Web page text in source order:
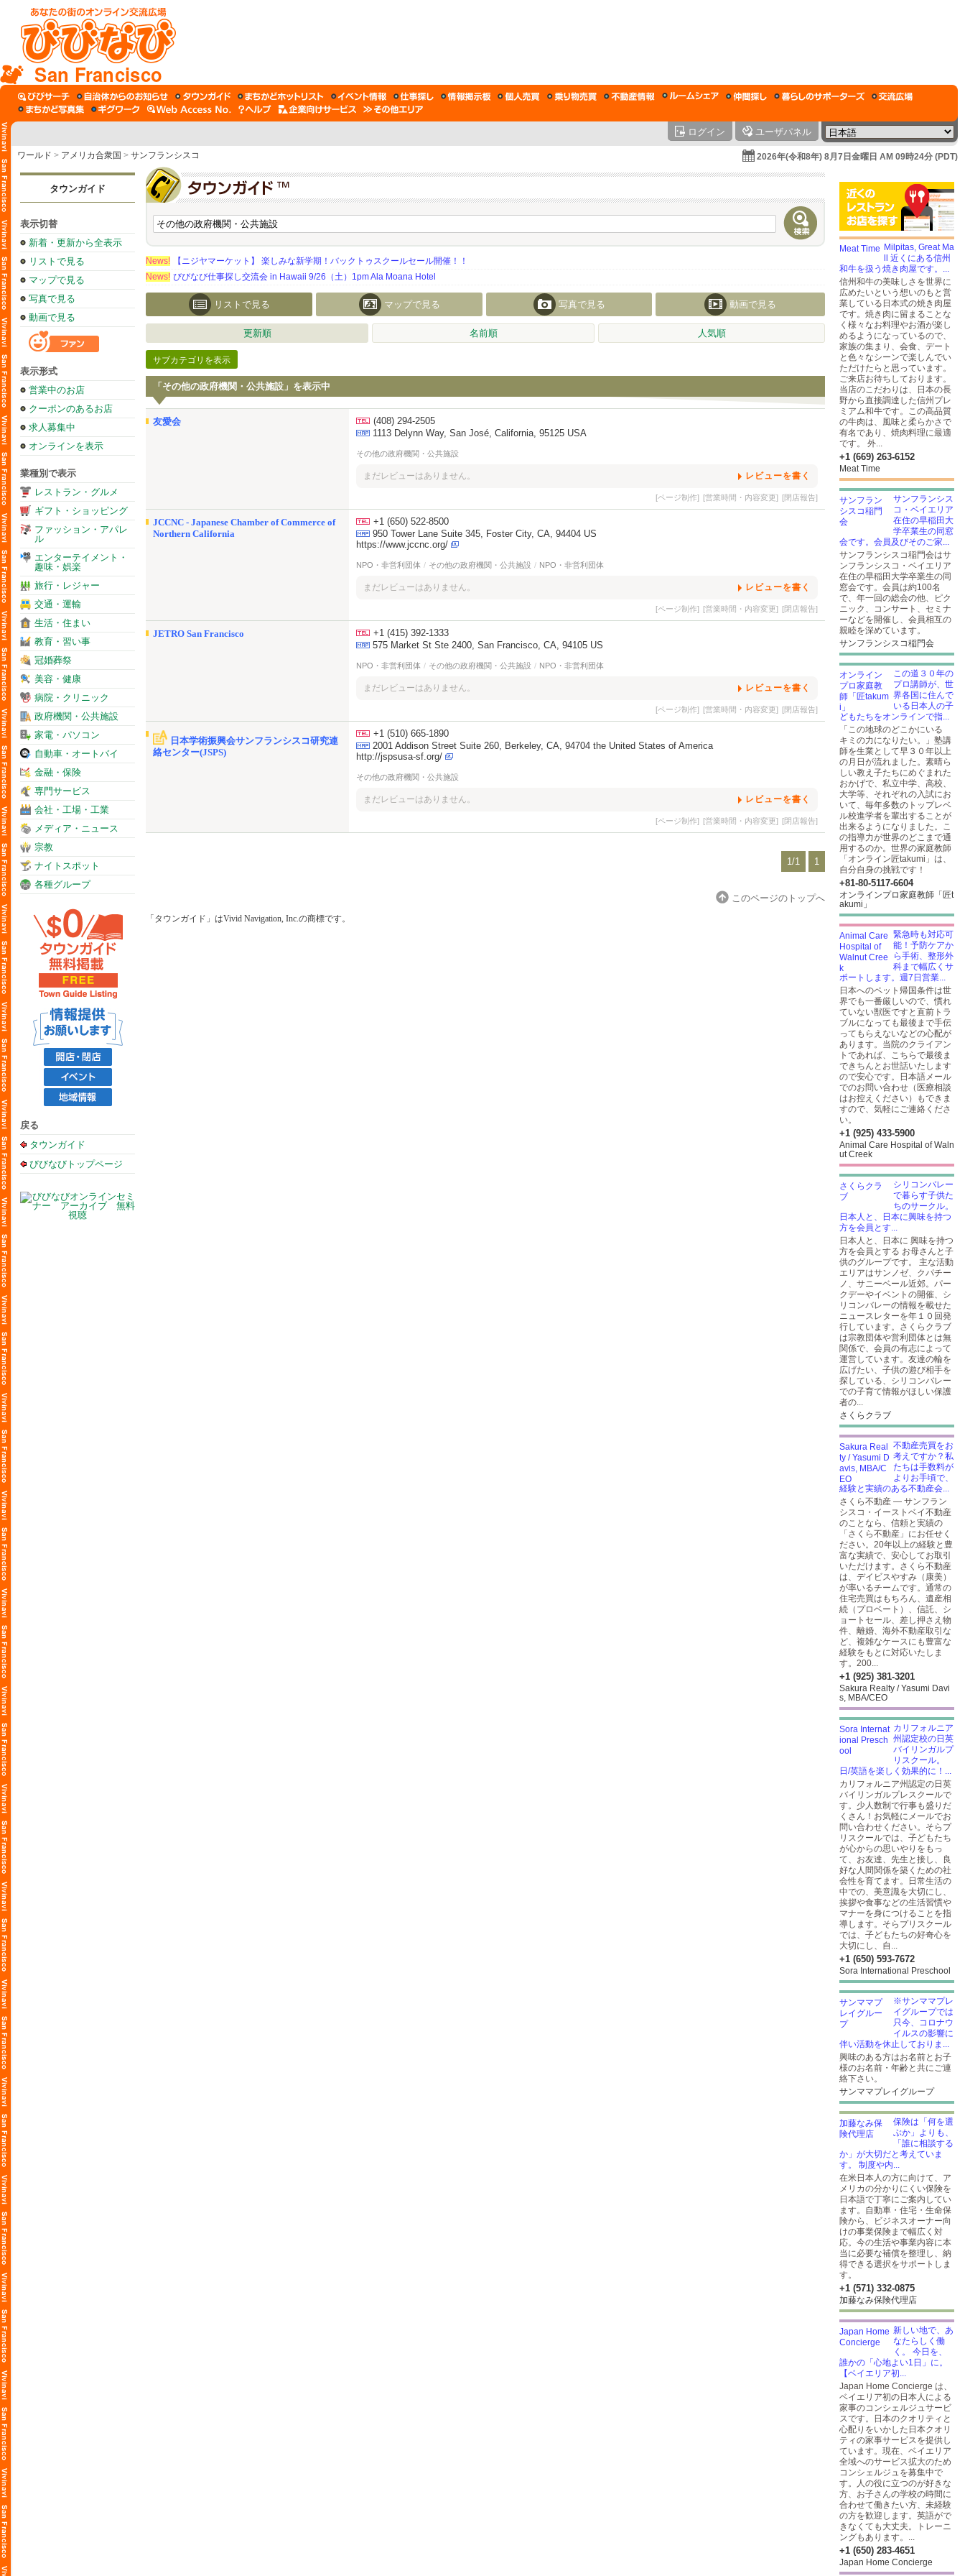
San Francisco
ログイン ユーザパネル
ワールド > アメリカ合衆国 > サンフランシスコ 2026年(令和8年) 8月7日金曜日 AM 09時24分 (PDT)
タウンガイド
表示切替
新着・更新から全表示
リストで見る
マップで見る
写真で見る
動画で見る
表示形式
営業中のお店
クーポンのあるお店
求人募集中
オンラインを表示
業種別で表示
レストラン・グルメ
ギフト・ショッピング
ファッション・アパレ
ル
エンターテイメント・
趣味・娯楽
旅行・レジャー
交通・運輸
生活・住まい
教育・習い事
冠婚葬祭
美容・健康
病院・クリニック
政府機関・公共施設
家電・パソコン
自動車・オートバイ
金融・保険
専門サービス
会社・工場・工業
メディア・ニュース
宗教
ナイトスポット
各種グループ
戻る
タウンガイド
びびなびトップページ
News!
【ニジヤマーケット】 楽しみな新学期！バックトゥスクールセール開催！！
News! びびなび仕事探し交流会 in Hawaii 9/26（土）1pm Ala Moana Hotel
リストで見る マップで見る 写真で見る 動画で見る
更新順 名前順 人気順
サブカテゴリを表示
「その他の政府機関・公共施設」を表示中
友愛会
(408) 294-2505
1113 Delynn Way, San José, California, 95125 USA
その他の政府機関・公共施設
まだレビューはありません。 レビューを書く
[ページ制作] [営業時間・内容変更] [閉店報告]
JCCNC - Japanese Chamber of Commerce of
Northern California
+1 (650) 522-8500
950 Tower Lane Suite 345, Foster City, CA, 94404 US
https://www.jccnc.org/
NPO・非営利団体 / その他の政府機関・公共施設 / NPO・非営利団体
まだレビューはありません。 レビューを書く
[ページ制作] [営業時間・内容変更] [閉店報告]
JETRO San Francisco
+1 (415) 392-1333
575 Market St Ste 2400, San Francisco, CA, 94105 US
NPO・非営利団体 / その他の政府機関・公共施設 / NPO・非営利団体
まだレビューはありません。 レビューを書く
[ページ制作] [営業時間・内容変更] [閉店報告]
日本学術振興会サンフランシスコ研究連
絡センター(JSPS)
+1 (510) 665-1890
2001 Addison Street Suite 260, Berkeley, CA, 94704 the United States of America
http://jspsusa-sf.org/
その他の政府機関・公共施設
まだレビューはありません。 レビューを書く
[ページ制作] [営業時間・内容変更] [閉店報告]
1/1 1
このページのトップへ
「タウンガイド」はVivid Navigation, Inc.の商標です。
Milpitas, Great Ma
ll 近くにある信州
和牛を扱う焼き肉屋です。...
信州和牛の美味しさを世界に
広めたいという想いのもと営
業している日本式の焼き肉屋
です。焼き肉に留まることな
く様々なお料理やお酒が楽し
めるようになっているので、
家族の集まり、会食、デート
と色々なシーンで楽しんでい
ただけたらと思っています。
ご来店お待ちしております。
当店のこだわりは、日本の長
野から直接調達した信州プレ
ミアム和牛です。この高品質
の牛肉は、風味と柔らかさで
有名であり、焼肉料理に最適
です。 外...
+1 (669) 263-6152
Meat Time
サンフランシス
コ・ベイエリア
在住の早稲田大
学卒業生の同窓
会です。会員及びそのご家...
サンフランシスコ稲門会はサ
ンフランシスコ・ベイエリア
在住の早稲田大学卒業生の同
窓会です。会員は約100名
で、年一回の総会の他、ピク
ニック、コンサート、セミナ
ーなどを開催し、会員相互の
親睦を深めています。
サンフランシスコ稲門会
この道３０年の
プロ講師が、世
界各国に住んで
いる日本人の子
どもたちをオンラインで指...
「この地球のどこかにいる
キミの力になりたい。」塾講
師を生業として早３０年以上
の月日が流れました。素晴ら
しい教え子たちにめぐまれた
おかげで、私立中学、高校、
大学等、それぞれの入試にお
いて、毎年多数のトップレベ
ル校進学者を輩出することが
出来るようになりました。こ
の指導力が世界のどこまで通
用するのか。世界の家庭教師
「オンライン匠takumi」は、
自分自身の挑戦です！
+81-80-5117-6604
オンラインプロ家庭教師「匠t
akumi」
緊急時も対応可
能！予防ケアか
ら手術、整形外
科まで幅広くサ
ポートします。週7日営業...
日本へのペット帰国条件は世
界でも一番厳しいので、慣れ
ていない獣医ですと直前トラ
ブルになっても最後まで手伝
ってもらえないなどの心配が
あります。当院のクライアン
トであれば、こちらで最後ま
できちんとお世話いたします
ので安心です。日本語メール
でのお問い合わせ（医療相談
はお控えください）もできま
すので、気軽にご連絡くださ
い。
+1 (925) 433-5900
Animal Care Hospital of Waln
ut Creek
シリコンバレー
で暮らす子供た
ちのサークル。
日本人と、日本に興味を持つ
方を会員とす...
日本人と、日本に 興味を持つ
方を会員とする お母さんと子
供のグループです。 主な活動
エリアはサンノゼ、クパチー
ノ、サニーベール近郊。パー
クデーやイベントの開催、シ
リコンバレーの情報を載せた
ニュースレターを年１０回発
行しています。さくらクラブ
は宗教団体や営利団体とは無
関係で、会員の有志によって
運営しています。友達の輪を
広げたい、子供の遊び相手を
探している、シリコンバレー
での子育て情報がほしい保護
者の...
さくらクラブ
不動産売買をお
考えですか？私
たちは手数料が
よりお手頃で、
経験と実績のある不動産会...
さくら不動産 — サンフラン
シスコ・イーストベイ不動産
のことなら、信頼と実績の
「さくら不動産」にお任せく
ださい。20年以上の経験と豊
富な実績で、安心してお取引
いただけます。さくら不動産
は、デイビスやすみ（康美）
が率いるチームです。通常の
住宅売買はもちろん、遺産相
続（プロベート）、信託、シ
ョートセール、差し押さえ物
件、離婚、海外不動産取引な
ど、複雑なケースにも豊富な
経験をもとに対応いたしま
す。200...
+1 (925) 381-3201
Sakura Realty / Yasumi Davi
s, MBA/CEO
カリフォルニア
州認定校の日英
バイリンガルプ
リスクール。
日/英語を楽しく効果的に！...
カリフォルニア州認定の日英
バイリンガルプレスクールで
す。少人数制で行事も盛りだ
くさん！お気軽にメールでお
問い合わせください。そらプ
リスクールでは、子どもたち
が心からの思いやりをもっ
て、お友達、先生と接し、良
好な人間関係を築くための社
会性を育てます。日常生活の
中での、美意識を大切にし、
挨拶や食事などの生活習慣や
マナーを身につけることを指
導します。そらプリスクール
では、子どもたちの好奇心を
大切にし、自...
+1 (650) 593-7672
Sora International Preschool
※サンママプレ
イグループでは
只今、コロナウ
イルスの影響に
伴い活動を休止しておりま...
興味のある方はお名前とお子
様のお名前・年齢と共にご連
絡下さい。
サンママプレイグループ
保険は「何を選
ぶか」よりも、
「誰に相談する
か」が大切だと考えていま
す。 制度や内...
在米日本人の方に向けて、ア
メリカの分かりにくい保険を
日本語で丁寧にご案内してい
ます。自動車・住宅・生命保
険から、ビジネスオーナー向
けの事業保険まで幅広く対
応。今の生活や事業内容に本
当に必要な補償を整理し、納
得できる選択をサポートしま
す。
+1 (571) 332-0875
加藤なみ保険代理店
新しい地で、あ
なたらしく働
く。 今日を、
誰かの「心地よい1日」に。
【ベイエリア初...
Japan Home Concierge は、
ベイエリア初の日本人による
家事のコンシェルジュサービ
スです。日本のクオリティと
心配りをいかした日本クオリ
ティの家事サービスを提供し
ています。現在、ベイエリア
全域へのサービス拡大のため
コンシェルジュを募集中で
す。人の役に立つのが好きな
方、お子さんの学校の時間に
合わせて働きたい方、未経験
の方を歓迎します。英語がで
きなくても大丈夫。トレーニ
ングもあります。...
+1 (650) 283-4651
Japan Home Concierge